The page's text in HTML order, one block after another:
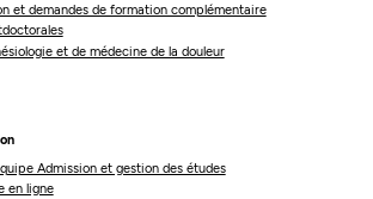
et demandes de formation complémentaire
et de médecine de la douleur
Admission et gestion des études
en ligne